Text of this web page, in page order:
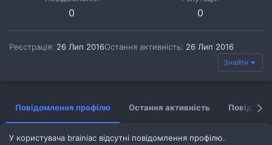
0 0
Реєстрація 26 Лип 2016Остання активність 26 Лип 2016
Знайти
Повідомлення профілю Остання активність
У користувача brainiac відсутні повідомлення профілю.